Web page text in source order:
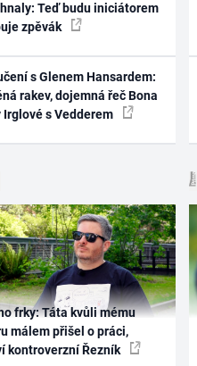
Teď budu iniciátorem
zpěvák
s Glenem Hansardem:
rakev, dojemná řeč Bona
Irglové s Vedderem
frky: Táta kvůli mému
málem přišel o práci,
kontroverzní Řezník